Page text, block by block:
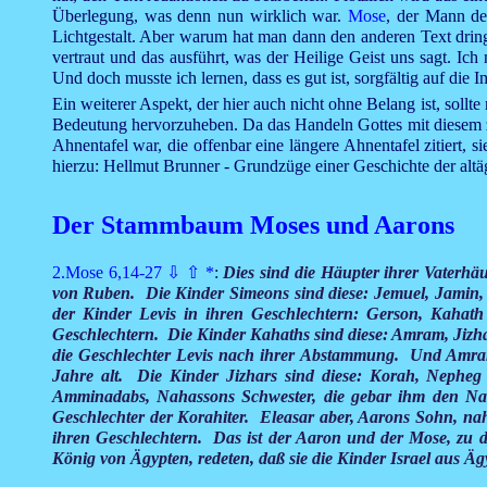
Überlegung, was denn nun wirklich war.Mose, der Mann
Lichtgestalt. Aber warum hat man dann den anderen Text
vertraut und das ausführt, was der Heilige Geist uns sagt.
Und doch musste ich lernen, dass es gut ist, sorgfältig auf die
Ein weiterer Aspekt, der hier auch nicht ohne Belang ist,
Bedeutung hervorzuheben. Da das Handeln Gottes mit
Ahnentafel war, die offenbar eine längere Ahnentafel zitiert,
hierzu: Hellmut Brunner - Grundzüge einer Geschichte der
Der Stammbaum Moses und Aarons
2.Mose 6,14-27 ⇩ ⇧ *: Dies sind die Häupter ihrer
von Ruben. Die Kinder Simeons sind diese: Jemuel,
der Kinder Levis in ihren Geschlechtern: Gerson,
Geschlechtern. Die Kinder Kahaths sind diese: Amram,
die Geschlechter Levis nach ihrer Abstammung. Und
Jahre alt. Die Kinder Jizhars sind diese: Korah,
Amminadabs, Nahassons Schwester, die gebar ihm
Geschlechter der Korahiter. Eleasar aber, Aarons Sohn,
ihren Geschlechtern. Das ist der Aaron und der Mose, zu
König von Ägypten, redeten, daß sie die Kinder Israel aus